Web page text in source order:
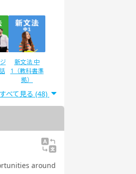
新文法 中
1（教科書準
拠）
IELTSスピー
キング対策
すべて見る (48)
around